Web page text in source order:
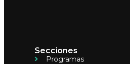
Secciones
Programas